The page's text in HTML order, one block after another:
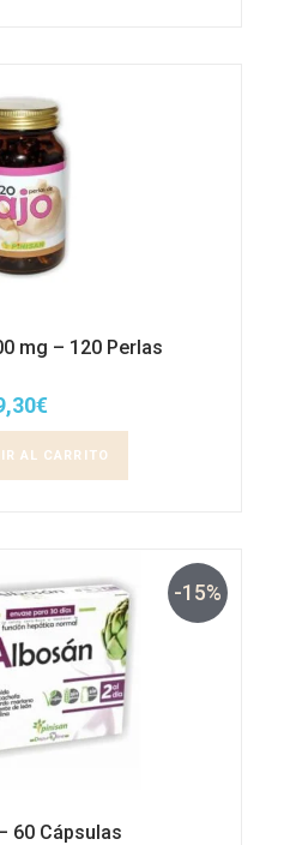
mg – 120 Perlas
€
AL CARRITO
-15%
60 Cápsulas